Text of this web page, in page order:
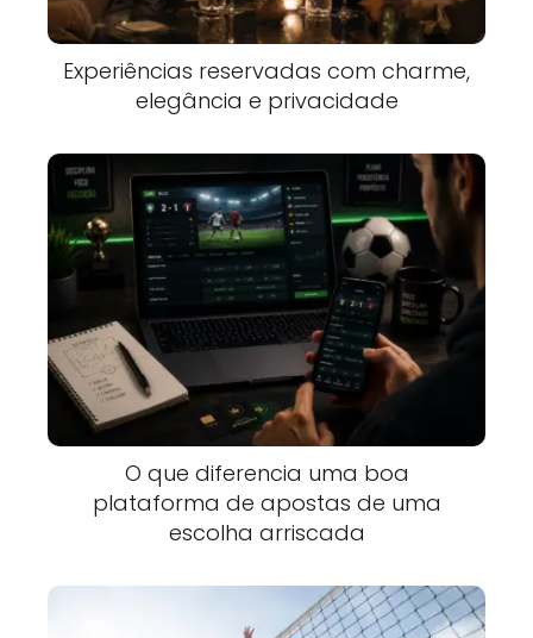
Experiências reservadas com charme,
elegância e privacidade
O que diferencia uma boa
plataforma de apostas de uma
escolha arriscada